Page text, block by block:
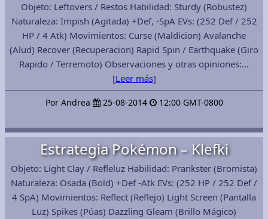
Objeto: Leftovers / Restos Habilidad: Sturdy (Robustez)
Naturaleza: Impish (Agitada) +Def, -SpA EVs: (252 Def / 252
HP / 4 Atk) Movimientos: Curse (Maldicion) Avalanche
(Alud) Recover (Recuperacion) Rapid Spin / Earthquake (Giro
Rapido / Terremoto) Observaciones y otras opiniones:…
[Leer más]
Por Andrea 25-08-2014 12:00 GMT-0800
Estrategia Pokémon – Klefki
Objeto: Light Clay / Refleluz Habilidad: Prankster (Bromista)
Naturaleza: Osada (Bold) +Def -Atk EVs: (252 HP / 252 Def /
4 SpA) Movimientos: Reflect (Reflejo) Light Screen (Pantalla
Luz) Spikes (Púas) Dazzling Gleam (Brillo Mágico)